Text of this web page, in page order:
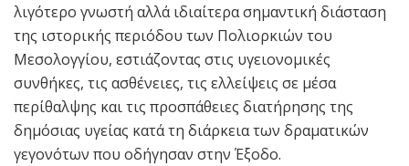
λιγότερο γνωστή αλλά ιδιαίτερα σημαντική διάσταση
της ιστορικής περιόδου των Πολιορκιών του
Μεσολογγίου, εστιάζοντας στις υγειονομικές
συνθήκες, τις ασθένειες, τις ελλείψεις σε μέσα
περίθαλψης και τις προσπάθειες διατήρησης της
δημόσιας υγείας κατά τη διάρκεια των δραματικών
γεγονότων που οδήγησαν στην Έξοδο.